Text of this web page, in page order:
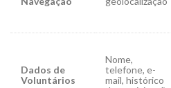
Dados de
Voluntários
Nome,
telefone, e-
mail, histórico